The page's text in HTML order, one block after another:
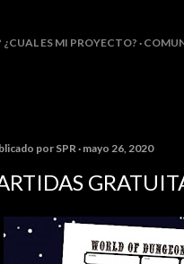
¿CUAL ES MI PROYECTO?
porSPR mayo 26, 2020